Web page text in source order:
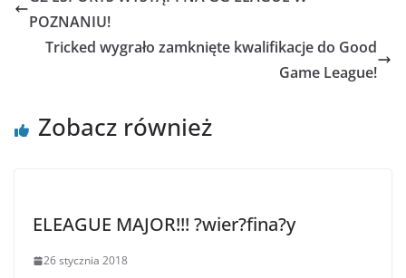
POZNANIU!
Tricked wygrało zamknięte kwalifikacje do Good
Game League!
Zobacz również
ELEAGUE MAJOR!!! ?wier?fina?y
26 stycznia 2018